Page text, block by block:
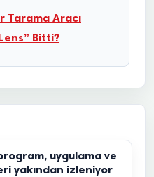
Tarama Aracı
Bitti?
uygulama ve
yakından izleniyor